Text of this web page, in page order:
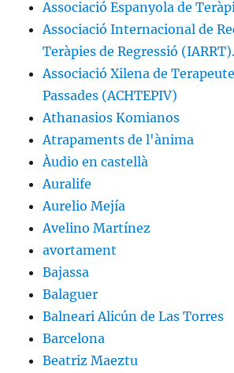
Associació Espanyola de
Associació Internacional de
Teràpies de Regressió (IARRT).
Associació Xilena de
Passades (ACHTEPIV)
Athanasios Komianos
Atrapaments de l'ànima
Àudio en castellà
Auralife
Aurelio Mejía
Avelino Martínez
avortament
Bajassa
Balaguer
Balneari Alicún de Las Torres
Barcelona
Beatriz Maeztu